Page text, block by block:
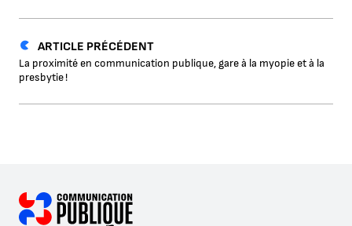
ARTICLE PRÉCÉDENT
La proximité en communication publique, gare à la myopie et à la
presbytie !